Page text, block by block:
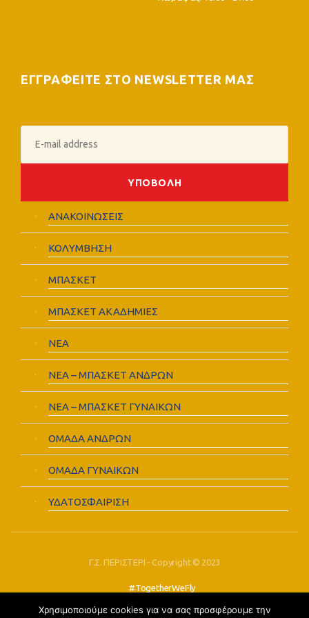
ΕΓΓΡΑΦΕΙΤΕ ΣΤΟ NEWSLETTER ΜΑΣ
ΑΝΑΚΟΙΝΩΣΕΙΣ
ΚΟΛΥΜΒΗΣΗ
ΜΠΑΣΚΕΤ
ΜΠΑΣΚΕΤ ΑΚΑΔΗΜΙΕΣ
ΝΕΑ
ΝΕΑ – ΜΠΑΣΚΕΤ ΑΝΔΡΩΝ
ΝΕΑ – ΜΠΑΣΚΕΤ ΓΥΝΑΙΚΩΝ
ΟΜΑΔΑ ΑΝΔΡΩΝ
ΟΜΑΔΑ ΓΥΝΑΙΚΩΝ
ΥΔΑΤΟΣΦΑΙΡΙΣΗ
Γ.Σ. ΠΕΡΙΣΤΕΡΙ - Copyright © 2023
#TogetherWeFly
Χρησιμοποιούμε cookies για να σας προσφέρουμε την